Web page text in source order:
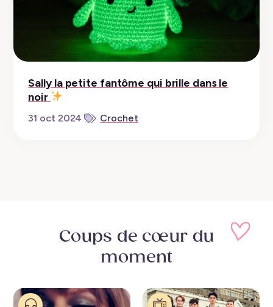
Sally la petite fantôme qui brille dans le
noir
31 oct 2024 Crochet
Coups de cœur du
moment